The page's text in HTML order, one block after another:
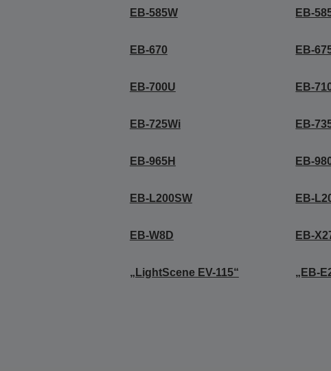
EB-585W EB-
EB-670 EB-
EB-700U EB-
EB-725Wi EB-
EB-965H EB-
EB-L200SW EB-
EB-W8D EB-
„LightScene EV-115“ „EB-